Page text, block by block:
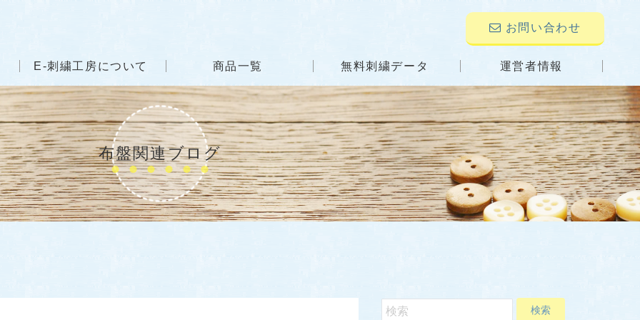
お問い合わせ
E-刺繍工房について 商品一覧 無料刺繍データ 運営者情報
布盤関連ブログ